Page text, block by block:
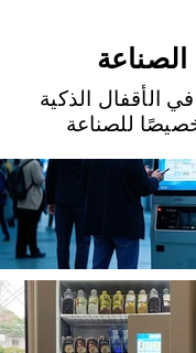
الأقفال الذكية
للصناعة